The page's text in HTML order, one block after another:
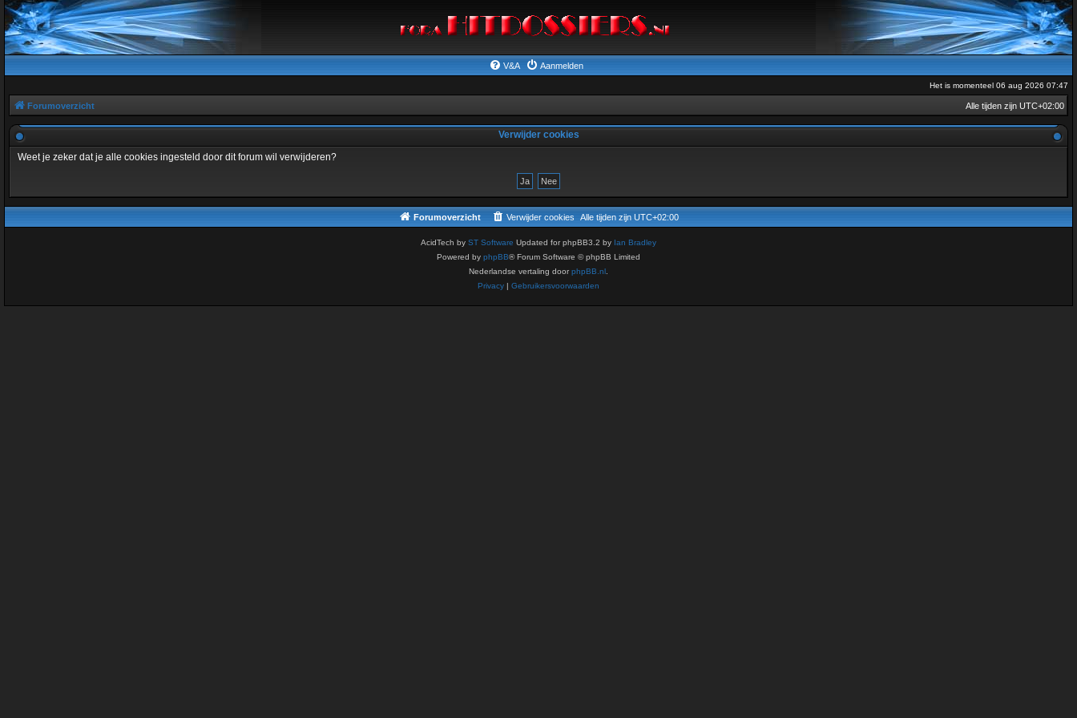
V&A Aanmelden
Het is momenteel 06 aug 2026 07:47
Forumoverzicht Alle tijden zijn UTC+02:00
Verwijder cookies
Weet je zeker dat je alle cookies ingesteld door dit forum wil verwijderen?
Forumoverzicht Alle tijden zijn UTC+02:00
Verwijder cookies
AcidTech by ST Software Updated for phpBB3.2 by Ian Bradley
Powered by phpBB® Forum Software © phpBB Limited
Nederlandse vertaling doorphpBB.nl
Privacy | Gebruikersvoorwaarden